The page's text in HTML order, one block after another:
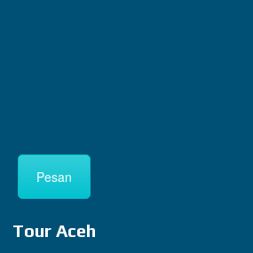
Pesan
Tour Aceh